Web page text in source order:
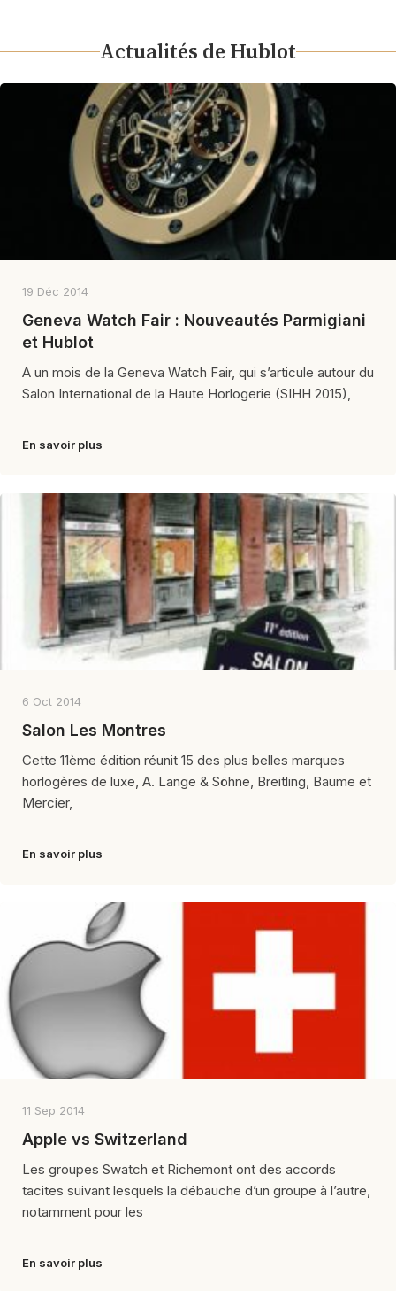
Actualités de Hublot
19 Déc 2014
Geneva Watch Fair : Nouveautés Parmigiani
et Hublot
A un mois de la Geneva Watch Fair, qui s’articule autour du
Salon International de la Haute Horlogerie (SIHH 2015),
En savoir plus
6 Oct 2014
Salon Les Montres
Cette 11ème édition réunit 15 des plus belles marques
horlogères de luxe, A. Lange & Söhne, Breitling, Baume et
Mercier,
En savoir plus
11 Sep 2014
Apple vs Switzerland
Les groupes Swatch et Richemont ont des accords
tacites suivant lesquels la débauche d’un groupe à l’autre,
notamment pour les
En savoir plus